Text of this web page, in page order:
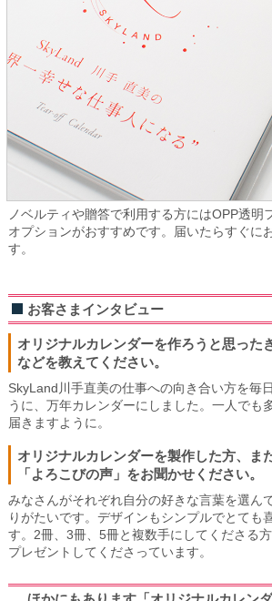
ノベルティや贈答で利用する方にはOPP透明
オプションがおすすめです。届いたらすぐに
す。
お客さまインタビュー
オリジナルカレンダーを作ろうと思った
などを教えてください。
SkyLand川手直美の仕事への向き合い方を毎
うに、万年カレンダーにしました。一人でも
届きますように。
オリジナルカレンダーを製作した方、ま
「よろこびの声」をお聞かせください。
みなさんがそれぞれ自分の好きな言葉を選ん
りがたいです。デザインもシンプルでとても
す。2冊、3冊、5冊と複数手にしてくださる
プレゼントしてくださっています。